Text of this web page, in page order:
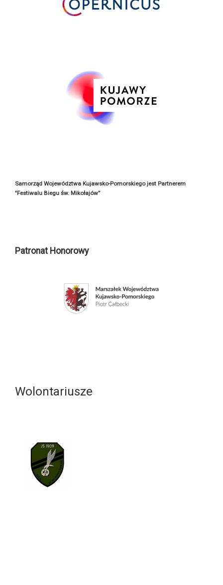
Samorząd Województwa Kujawsko-Pomorskiego jest Partnerem
"Festiwalu Biegu św. Mikołajów”
Patronat Honorowy
Wolontariusze